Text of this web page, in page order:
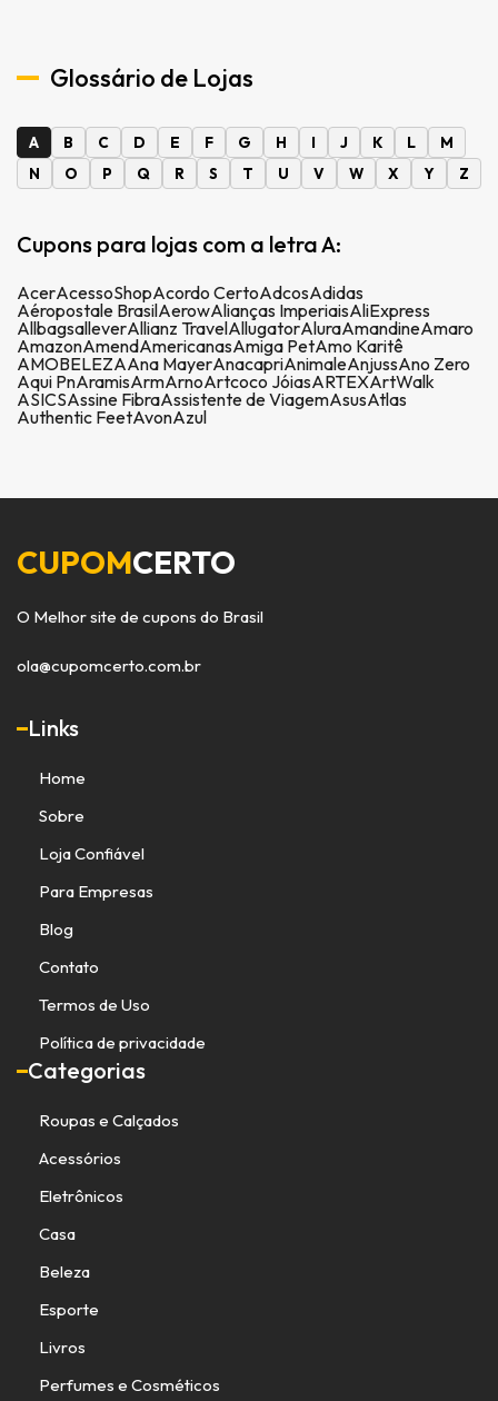
Glossário de Lojas
A B C D E F G H I J K L
M
N
O P Q R S T U V W X Y Z
Cupons para lojas com a letra A:
AcerAcessoShopAcordo CertoAdcosAdidas
Aéropostale BrasilAerowAlianças ImperiaisAliExpress
AllbagsalleverAllianz TravelAllugatorAluraAmandineAmaro
AmazonAmendAmericanasAmiga PetAmo Karitê
AMOBELEZAAna MayerAnacapriAnimaleAnjussAno Zero
Aqui PnAramisArmArnoArtcoco JóiasARTEXArtWalk
ASICSAssine FibraAssistente de ViagemAsusAtlas
Authentic FeetAvonAzul
CUPOMCERTO
O Melhor site de cupons do Brasil
ola@cupomcerto.com.br
Links
Home
Sobre
Loja Confiável
Para Empresas
Blog
Contato
Termos de Uso
Política de privacidade
Categorias
Roupas e Calçados
Acessórios
Eletrônicos
Casa
Beleza
Esporte
Livros
Perfumes e Cosméticos